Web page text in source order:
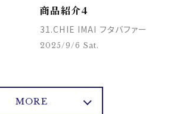
商品紹介4
31.CHIE IMAI フタバファー
2025/9/6 Sat.
MORE